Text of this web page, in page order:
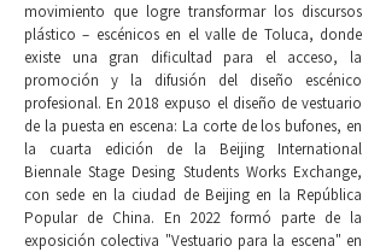
movimiento que logre transformar los discursos
plástico – escénicos en el valle de Toluca, donde
existe una gran dificultad para el acceso, la
promoción y la difusión del diseño escénico
profesional. En 2018 expuso el diseño de vestuario
de la puesta en escena: La corte de los bufones, en
la cuarta edición de la Beijing International
Biennale Stage Desing Students Works Exchange,
con sede en la ciudad de Beijing en la República
Popular de China. En 2022 formó parte de la
exposición colectiva "Vestuario para la escena" en